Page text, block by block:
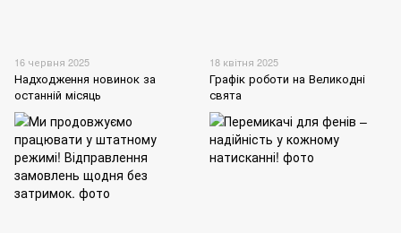
16 червня 2025
Надходження новинок за
останній місяць
18 квітня 2025
Графік роботи на Великодні
свята